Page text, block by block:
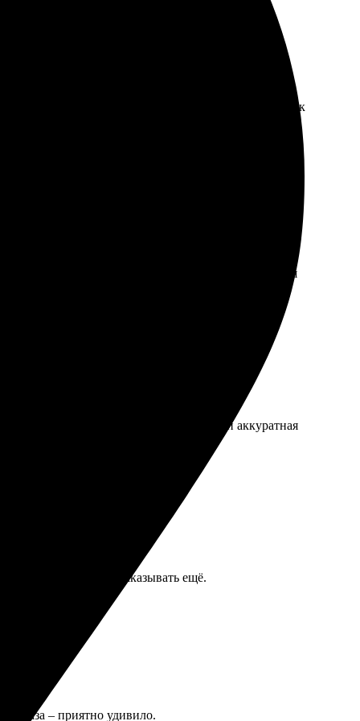
Рамка подошла идеально, порадовали детали. Как
заминок. Кнопка оплаты работает отлично, а после
стильно и аккуратно. Обязательно буду обращаться
забрал. Порадовало качество печати и аккуратная
и стильная. Буду заказывать ещё.
заказа – приятно удивило.